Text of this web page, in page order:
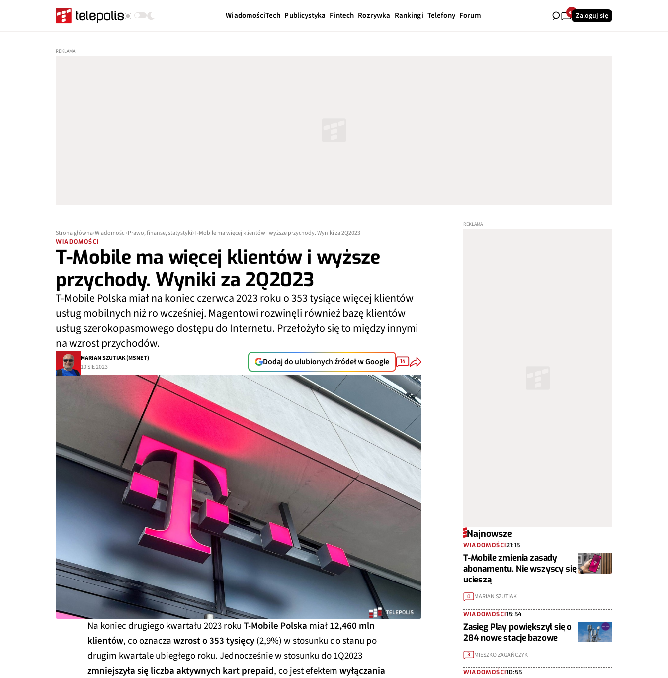
WiadomościTech Publicystyka Fintech Rozrywka Rankingi Telefony Forum 40Zaloguj się
Strona główna Wiadomości Prawo, finanse, statystyki T-Mobile ma więcej klientów i wyższe przychody. Wyniki za 2Q2023
WIADOMOŚCI
T-Mobile ma więcej klientów i wyższe
przychody. Wyniki za 2Q2023
T-Mobile Polska miał na koniec czerwca 2023 roku o 353 tysiące więcej klientów
usług mobilnych niż ro wcześniej. Magentowi rozwinęli również bazę klientów
usług szerokopasmowego dostępu do Internetu. Przełożyło się to między innymi
na wzrost przychodów.
MARIAN SZUTIAK (MSNET)
10 SIE 2023
Dodaj do ulubionych źródeł w Google 14
Na koniec drugiego kwartału 2023 rokuT-Mobile Polska miał12,460 mln
klientów, co oznaczawzrost o 353 tysięcy(2,9%) w stosunku do stanu po
drugim kwartale ubiegłego roku. Jednocześnie w stosunku do 1Q2023
zmniejszyła się liczba aktywnych kart prepaid, co jest efektemwyłączania
Najnowsze
WIADOMOŚCI21:15
T-Mobile zmienia zasady
abonamentu. Nie wszyscy się
ucieszą
0 MARIAN SZUTIAK
WIADOMOŚCI15:54
Zasięg Play powiększył się o
284 nowe stacje bazowe
3 MIESZKO ZAGAŃCZYK
WIADOMOŚCI10:55